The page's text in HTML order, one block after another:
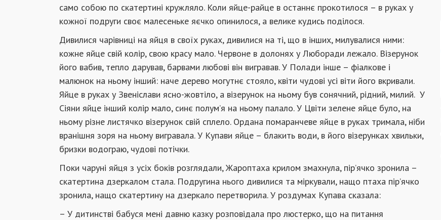
само собою по скатертині кружляло. Коли яйце-райце в останнє прокотилося – в руках у
кожної подруги своє малесеньке яєчко опинилося, а велике кудись поділося.
Дивилися чарівниці на яйця в своїх руках, дивилися на ті, що в інших, милувалися ними:
кожне яйце свій колір, свою красу мало. Червоне в долонях у Люборади лежало. Візерунок
його вабив, тепло дарував, барвами любові він вигравав. У Полади інше – фіалкове і
малюнок на ньому інший: наче дерево могутнє стояло, квіти чудові усі віти його вкривали.
Яйце в руках у Звеніслави ясно-жовтіло, а візерунок на ньому був сонячний, рідний, милий. У
Сіяни яйце інший колір мало, синє полум’я на ньому палало. У Цвіти зелене яйце було, на
ньому різне листячко візерунок свій сплело. Ордана помаранчеве яйце в руках тримала, ніби
вранішня зоря на ньому вигравала. У Купави яйце – блакить води, в його візерунках хвильки,
бризки водограю, чудові потічки.
Поки чаруні яйця з усіх боків розглядали, Жароптаха крилом змахнула, пір’ячко зронила –
скатертина дзеркалом стала. Подругина нього дивилися та міркували, нащо птаха пір’ячко
зронила, нащо скатертину на дзеркало перетворила. У роздумах Купава сказала:
– У дитинстві бабуся мені давню казку розповідала про люстерко, що на питання